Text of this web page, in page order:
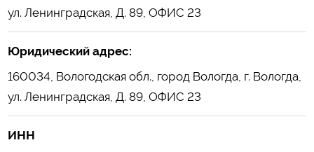
ул. Ленинградская, Д. 89, ОФИС 23
Юридический адрес:
160034, Вологодская обл., город Вологда, г. Вологда,
ул. Ленинградская, Д. 89, ОФИС 23
ИНН